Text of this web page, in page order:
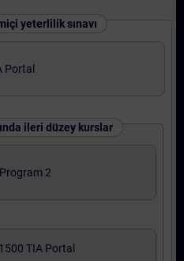
yeterlilik sınavı
Portal
ileri düzey kurslar
2
TIA Portal